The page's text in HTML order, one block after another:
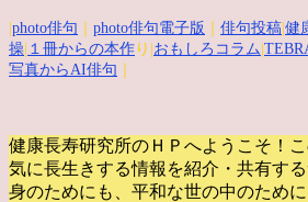
photo俳句 photo俳句電子版 俳句投稿 健
操 １冊からの本作 り| おもしろコラム
写真からAI俳句
健康長寿研究所のＨＰへようこそ！
気に長生きする情報を紹介・共有する
身のためにも、平和な世の中のため